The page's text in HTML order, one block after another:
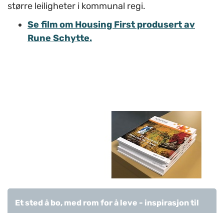
større leiligheter i kommunal regi.
Se film om Housing First produsert av
Rune Schytte.
Et sted å bo, med rom for å leve - inspirasjon til